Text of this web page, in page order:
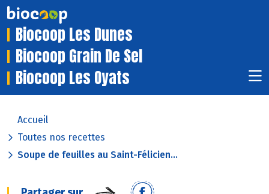
Biocoop Les Dunes
Biocoop Grain De Sel
Biocoop Les Oyats
Accueil
Toutes nos recettes
Soupe de feuilles au Saint-Félicien...